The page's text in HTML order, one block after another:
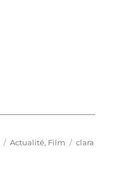
Catégories
Actualité, Film Étiquettes
clara